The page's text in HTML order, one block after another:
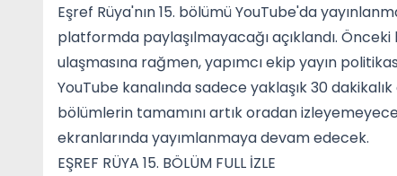
Eşref Rüya'nın 15. bölümü YouTube'da
platformda paylaşılmayacağı açıklandı.
ulaşmasına rağmen, yapımcı ekip yayın
YouTube kanalında sadece yaklaşık 30
bölümlerin tamamını artık oradan
ekranlarında yayımlanmaya devam edecek.
EŞREF RÜYA 15. BÖLÜM FULL İZLE